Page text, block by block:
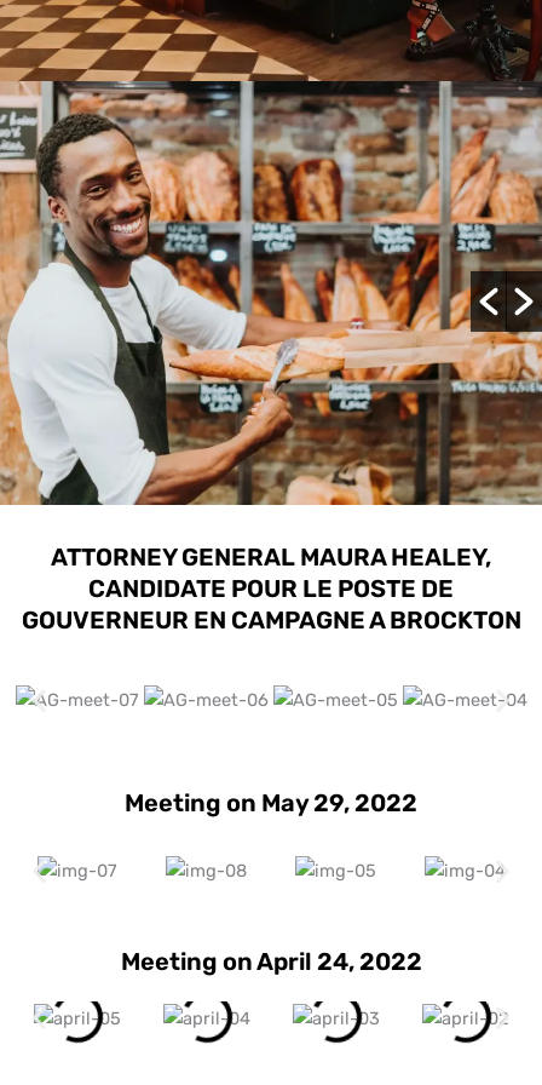
ATTORNEY GENERAL MAURA HEALEY,
CANDIDATE POUR LE POSTE DE
GOUVERNEUR EN CAMPAGNE A BROCKTON
Meeting on May 29, 2022
Meeting on April 24, 2022